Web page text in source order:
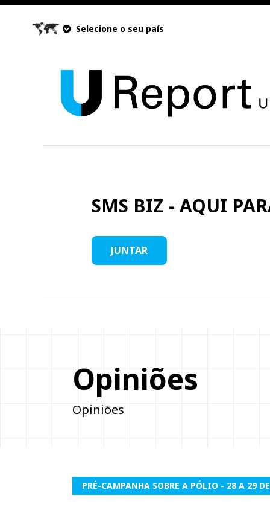
Selecione o seu país
SMS BIZ - AQUI
JUNTAR
Opiniões
Opiniões
PRÉ-CAMPANHA SOBRE A PÓLIO - 28 A 29